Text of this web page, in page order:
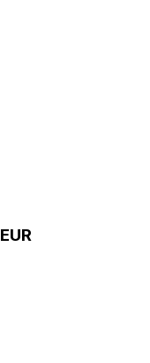
المزيد من الرسوم البيانية المباشرة EUR